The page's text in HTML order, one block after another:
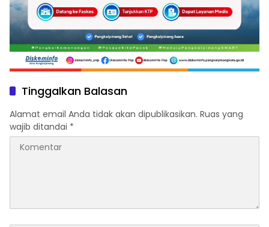
Tinggalkan Balasan
Alamat email Anda tidak akan dipublikasikan. Ruas yang
wajib ditandai *